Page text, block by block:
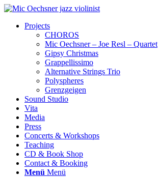
Projects
CHOROS
Mic Oechsner – Joe Resl – Quartet
Gipsy Christmas
Grappellissimo
Alternative Strings Trio
Polyspheres
Grenzgeigen
Sound Studio
Vita
Media
Press
Concerts & Workshops
Teaching
CD & Book Shop
Contact & Booking
Menü Menü